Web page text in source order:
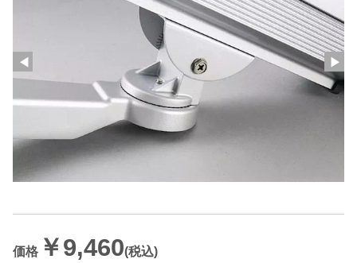
◀ ▶
価格 ￥9,460(税込)